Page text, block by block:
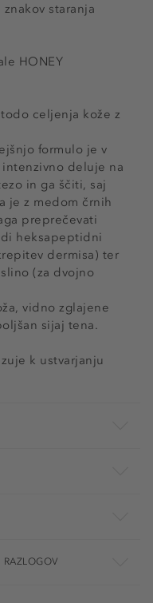
staranja
HONEY
celjenja kože z
formulo je v
deluje na
in ga ščiti, saj
je z medom črnih
preprečevati
heksapeptidni
dermisa) ter
(za dvojno
vidno zglajene
sijaj tena.
k ustvarjanju